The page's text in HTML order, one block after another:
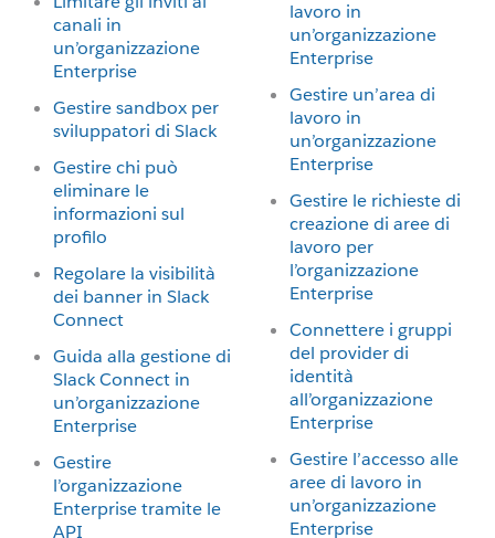
canali in
un’organizzazione
Enterprise
Gestire sandbox per
sviluppatori di Slack
Gestire chi può
eliminare le
informazioni sul
profilo
Regolare la visibilità
dei banner in Slack
Connect
Guida alla gestione di
Slack Connect in
un’organizzazione
Enterprise
Gestire
l’organizzazione
Enterprise tramite le
API
lavoro in
un’organizzazione
Enterprise
Gestire un’area di
lavoro in
un’organizzazione
Enterprise
Gestire le richieste di
creazione di aree di
lavoro per
l’organizzazione
Enterprise
Connettere i gruppi
del provider di
identità
all’organizzazione
Enterprise
Gestire l’accesso alle
aree di lavoro in
un’organizzazione
Enterprise